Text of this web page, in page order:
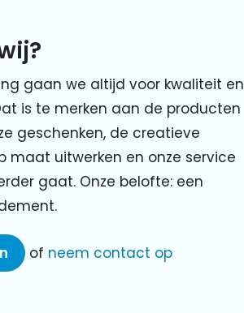
gaan we altijd voor kwaliteit en
is te merken aan de producten
geschenken, de creatieve
maat uitwerken en onze service
gaat. Onze belofte: een
of neem contact op